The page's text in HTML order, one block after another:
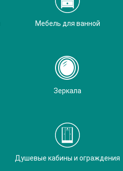
Мебель для ванной
Зеркала
Душевые кабины и ограждения